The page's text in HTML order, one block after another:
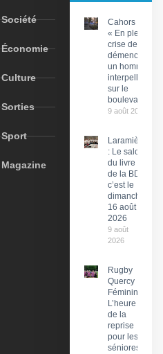
Société
Économie
Culture
Sorties
Sport
Magazine
Cahors :
« En pleine
crise de
démence »,
un homme
interpellé
sur le
boulevard
9 août 2026
Laramière
: Le salon
du livre et
de la BD,
c’est le
dimanche
16 août
2026
9 août
2026
Rugby
Quercy
Féminin :
L’heure
de la
reprise
pour les
séniores